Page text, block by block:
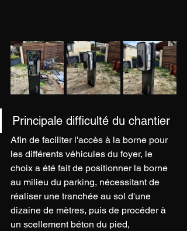
Principale difficulté du chantier
Afin de faciliter l'accès à la borne pour
les différents véhicules du foyer, le
choix a été fait de positionner la borne
au milieu du parking, nécessitant de
réaliser une tranchée au sol d'une
dizaine de mètres, puis de procéder à
un scellement béton du pied,